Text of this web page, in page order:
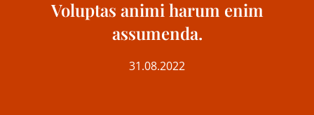
Voluptas animi harum enim
assumenda.
31.08.2022